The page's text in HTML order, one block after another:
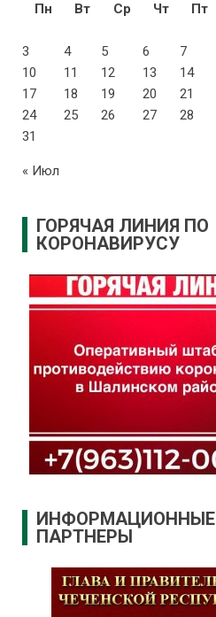
Пн
Вт Ср Чт Пт
3
4 5 6 7
10
11 12 13 14
17
18 19 20 21
24
25 26 27 28
31
« Июл
ГОРЯЧАЯ ЛИНИЯ ПО
КОРОНАВИРУСУ
ИНФОРМАЦИОННЫЕ
ПАРТНЕРЫ